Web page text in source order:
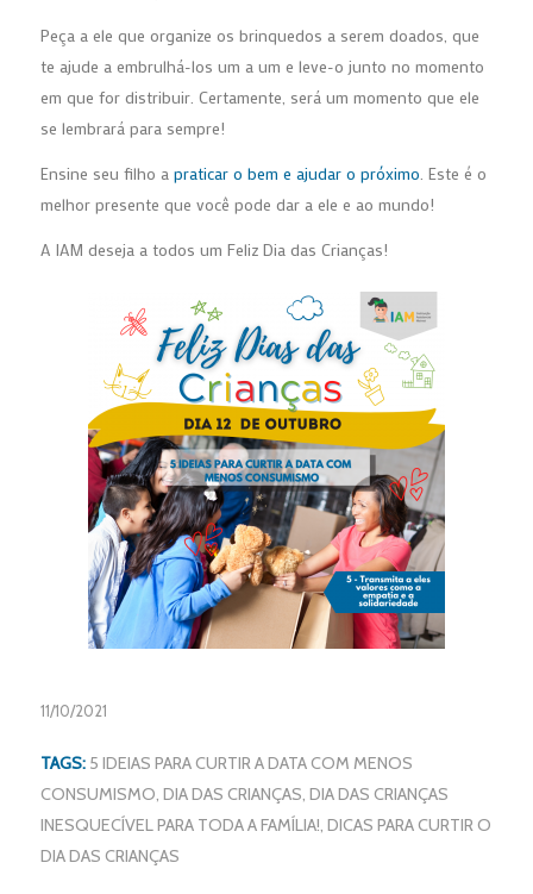
Peça a ele que organize os brinquedos a serem doados, que
te ajude a embrulhá-los um a um e leve-o junto no momento
em que for distribuir. Certamente, será um momento que ele
se lembrará para sempre!
Ensine seu filho a praticar o bem e ajudar o próximo. Este é o
melhor presente que você pode dar a ele e ao mundo!
A IAM deseja a todos um Feliz Dia das Crianças!
11/10/2021
TAGS: 5 IDEIAS PARA CURTIR A DATA COM MENOS
CONSUMISMO, DIA DAS CRIANÇAS, DIA DAS CRIANÇAS
INESQUECÍVEL PARA TODA A FAMÍLIA!, DICAS PARA CURTIR O
DIA DAS CRIANÇAS